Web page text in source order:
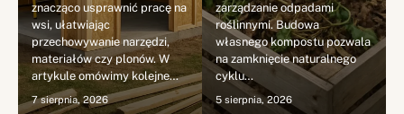
znacząco usprawnić pracę na
wsi, ułatwiając
przechowywanie narzędzi,
materiałów czy plonów. W
artykule omówimy kolejne…
7 sierpnia, 2026
zarządzanie odpadami
roślinnymi. Budowa
własnego kompostu pozwala
na zamknięcie naturalnego
cyklu…
5 sierpnia, 2026